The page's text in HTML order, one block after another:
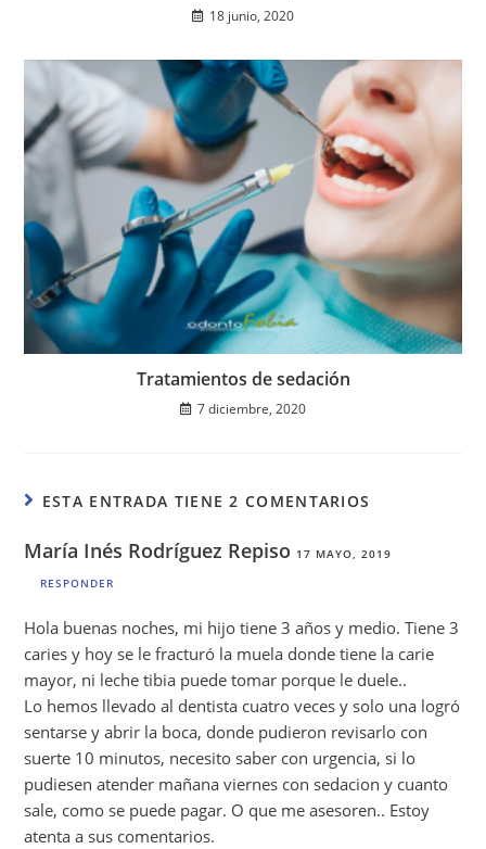
18 junio, 2020
Tratamientos de sedación
7 diciembre, 2020
ESTA ENTRADA TIENE 2 COMENTARIOS
María Inés Rodríguez Repiso 17 MAYO, 2019
RESPONDER
Hola buenas noches, mi hijo tiene 3 años y medio. Tiene 3
caries y hoy se le fracturó la muela donde tiene la carie
mayor, ni leche tibia puede tomar porque le duele..
Lo hemos llevado al dentista cuatro veces y solo una logró
sentarse y abrir la boca, donde pudieron revisarlo con
suerte 10 minutos, necesito saber con urgencia, si lo
pudiesen atender mañana viernes con sedacion y cuanto
sale, como se puede pagar. O que me asesoren.. Estoy
atenta a sus comentarios.